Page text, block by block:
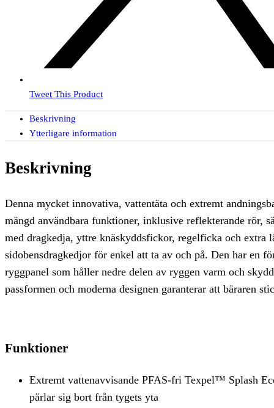
Tweet This Product
Beskrivning
Ytterligare information
Beskrivning
Denna mycket innovativa, vattentäta och extremt
mängd användbara funktioner, inklusive reflekterande rör,
med dragkedja, yttre knäskyddsfickor, regelficka och extra
sidobensdragkedjor för enkel att ta av och på. Den har en
ryggpanel som håller nedre delen av ryggen varm och
passformen och moderna designen garanterar att bäraren
Funktioner
Extremt vattenavvisande PFAS-fri Texpel™ Splash
pärlar sig bort från tygets yta